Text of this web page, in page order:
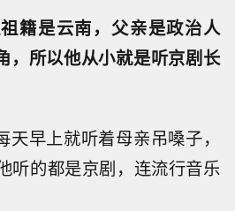
籍是云南，父亲是政治人
，所以他从小就是听京剧长
早上就听着母亲吊嗓子，
听的都是京剧，连流行音乐